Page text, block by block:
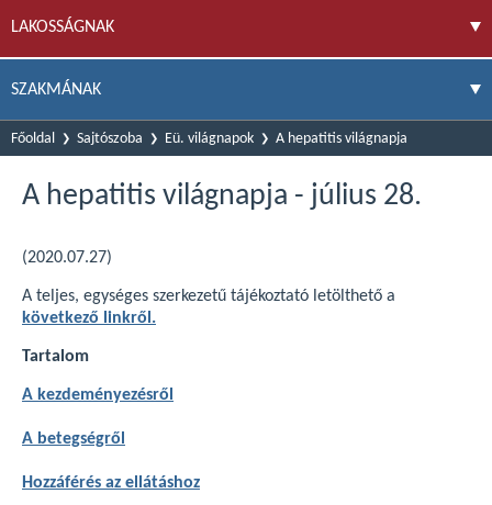
LAKOSSÁGNAK
SZAKMÁNAK
Főoldal Sajtószoba Eü. világnapok A hepatitis világnapja
A hepatitis világnapja - július 28.
(2020.07.27)
A teljes, egységes szerkezetű tájékoztató letölthető a
következő linkről.
Tartalom
A kezdeményezésről
A betegségről
Hozzáférés az ellátáshoz